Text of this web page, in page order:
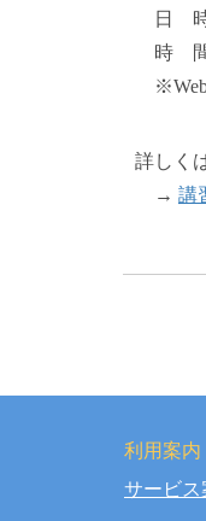
日 時
時 間
※Web
詳しく
→ 講
利用案内
サービス